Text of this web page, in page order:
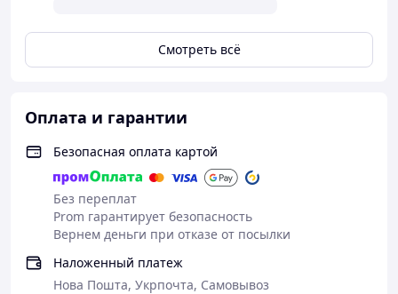
Смотреть всё
Оплата и гарантии
Безопасная оплата картой
Без переплат
Prom гарантирует безопасность
Вернем деньги при отказе от посылки
Наложенный платеж
Нова Пошта, Укрпочта, Самовывоз